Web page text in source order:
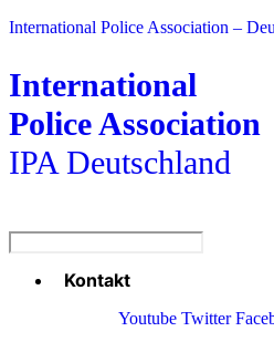
International Police Association –
International
Police Association
IPA Deutschland
Menü Kontakt
Youtube Twitter